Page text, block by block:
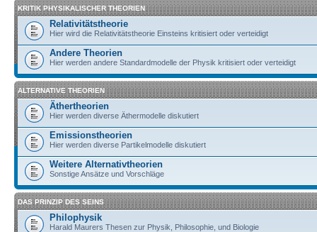
KRITIK PHYSIKALISCHER THEORIEN
Relativitätstheorie
Hier wird die Relativitätstheorie Einsteins kritisiert oder verteidigt
Andere Theorien
Hier werden andere Standardmodelle der Physik kritisiert oder verteidigt
ALTERNATIVE THEORIEN
Äthertheorien
Hier werden diverse Äthermodelle diskutiert
Emissionstheorien
Hier werden diverse Partikelmodelle diskutiert
Weitere Alternativtheorien
Sonstige Ansätze und Vorschläge
DAS PRINZIP DES SEINS
Philophysik
Harald Maurers Thesen zur Physik, Philosophie, und Biologie